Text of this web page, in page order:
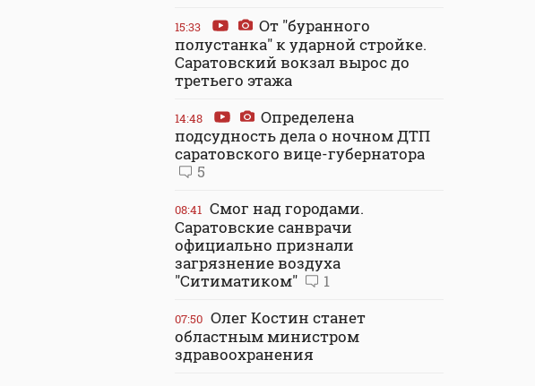
15:33
От "буранного
полустанка" к ударной стройке.
Саратовский вокзал вырос до
третьего этажа
14:48
Определена
подсудность дела о ночном ДТП
саратовского вице-губернатора
5
08:41 Смог над городами.
Саратовские санврачи
официально признали
загрязнение воздуха
"Ситиматиком"
1
07:50 Олег Костин станет
областным министром
здравоохранения